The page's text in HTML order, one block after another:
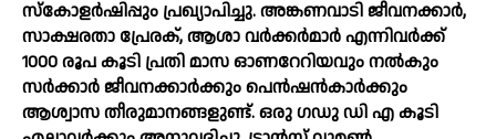
സ്‌കോളര്‍ഷിപ്പും പ്രഖ്യാപിച്ചു. അങ്കണവാടി ജീവനക്കാര്‍,
സാക്ഷരതാ പ്രേരക്, ആശാ വര്‍ക്കര്‍മാര്‍ എന്നിവര്‍ക്ക്
1000 രൂപ കൂടി പ്രതി മാസ ഓണറേറിയവും നല്‍കും
സര്‍ക്കാര്‍ ജീവനക്കാര്‍ക്കും പെന്‍ഷന്‍കാര്‍ക്കും
ആശ്വാസ തീരുമാനങ്ങളുണ്ട്. ഒരു ഗഡു ഡി എ കൂടി